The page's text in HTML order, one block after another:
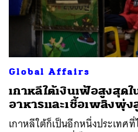
Global Affairs
เกาหลีใต้เงินเฟ้อสูงสุด
อาหารและเชื้อเพลิงพุ่ง
เกาหลีใต้ก็เป็นอีกหนึ่งประเทศ